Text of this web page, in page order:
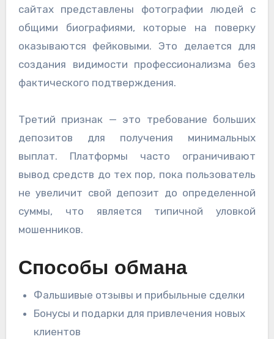
сайтах представлены фотографии людей с
общими биографиями, которые на поверку
оказываются фейковыми. Это делается для
создания видимости профессионализма без
фактического подтверждения.
Третий признак — это требование больших
депозитов для получения минимальных
выплат. Платформы часто ограничивают
вывод средств до тех пор, пока пользователь
не увеличит свой депозит до определенной
суммы, что является типичной уловкой
мошенников.
Способы обмана
Фальшивые отзывы и прибыльные сделки
Бонусы и подарки для привлечения новых
клиентов